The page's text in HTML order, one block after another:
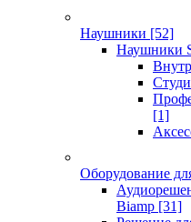
Наушники [52]
Наушники
[1]
Оборудование
Biamp [31]